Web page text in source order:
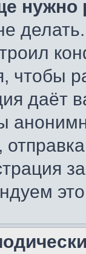
нужно
чтобы
даёт